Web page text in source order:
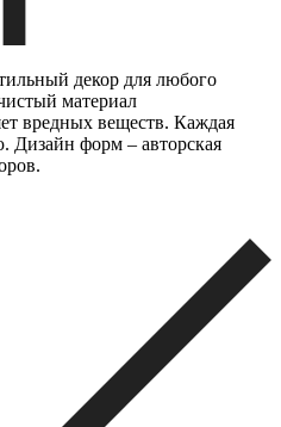
декор для любого
материал
вредных веществ. Каждая
Дизайн форм – авторская